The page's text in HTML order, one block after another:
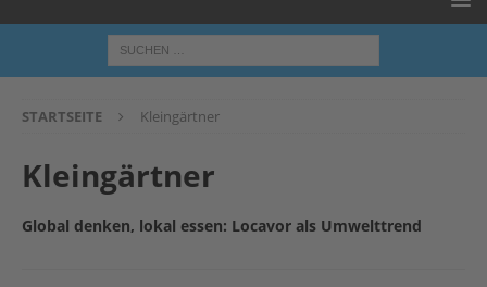
STARTSEITE Kleingärtner
Kleingärtner
Global denken, lokal essen: Locavor als Umwelttrend